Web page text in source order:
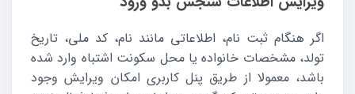
اگر هنگام ثبت نام، اطلاعاتی مانند نام، کد ملی، تاریخ
تولد، مشخصات خانواده یا محل سکونت اشتباه وارد شده
باشد، معمولا از طریق پنل کاربری امکان ویرایش وجود